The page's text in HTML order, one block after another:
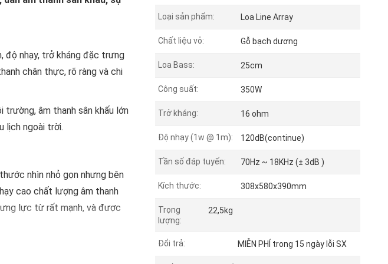
độ nhạy, trở kháng đặc trưng
chân thực, rõ ràng và chi
trường, âm thanh sân khấu lớn
lịch ngoài trời.
nhìn nhỏ gọn nhưng bên
cao chất lượng âm thanh
lực từ rất mạnh, và được
Loại sản phẩm: Loa Line Array
Chất liệu vỏ: Gỗ bạch dương
Loa Bass: 25cm
Công suất: 350W
Trở kháng: 16 ohm
Độ nhạy (1w @ 1m): 120dB(continue)
Tần số đáp tuyến: 70Hz ~ 18KHz (± 3dB )
Kích thước: 308x580x390mm
Trọng
lượng:
22,5kg
Đổi trả: MIỄN PHÍ trong 15 ngày lỗi SX